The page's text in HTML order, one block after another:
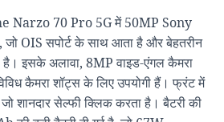
Narzo 70 Pro 5G में 50MP Sony
OIS सपोर्ट के साथ आता है और बेहतरीन
है। इसके अलावा, 8MP वाइड-एंगल कैमरा
कैमरा शॉट्स के लिए उपयोगी हैं। फ्रंट में
शानदार सेल्फी क्लिक करता है। बैटरी की